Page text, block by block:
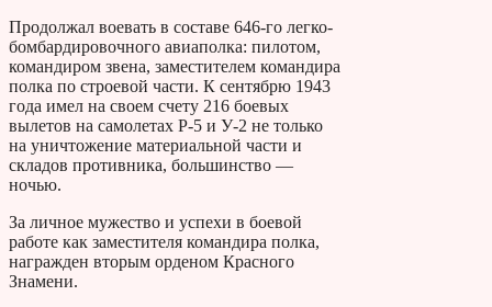
Продолжал воевать в составе 646-го легко-
бомбардировочного авиаполка: пилотом,
командиром звена, заместителем командира
полка по строевой части. К сентябрю 1943
года имел на своем счету 216 боевых
вылетов на самолетах Р-5 и У-2 не только
на уничтожение материальной части и
складов противника, большинство —
ночью.
За личное мужество и успехи в боевой
работе как заместителя командира полка,
награжден вторым орденом Красного
Знамени.